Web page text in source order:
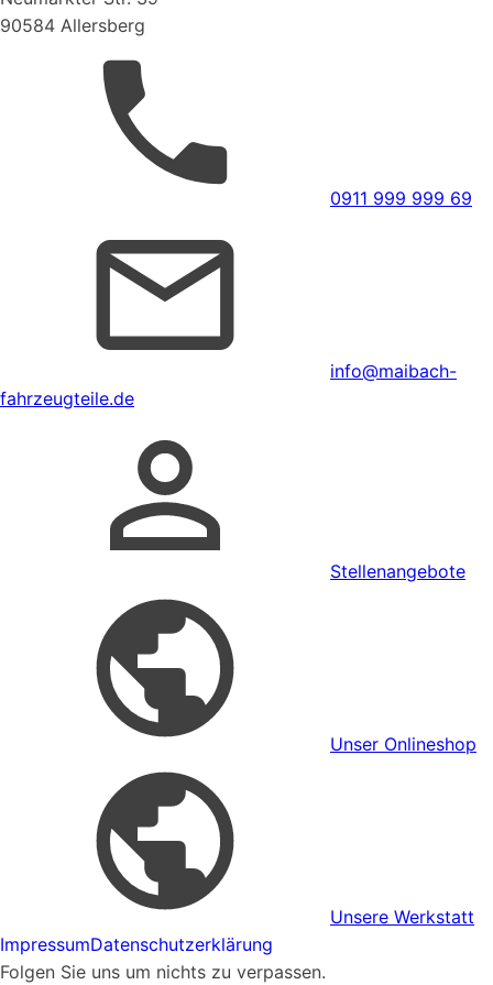
90584 Allersberg
0911 999 999 69
info@maibach-
fahrzeugteile.de
Stellenangebote
Unser Onlineshop
Unsere Werkstatt
ImpressumDatenschutzerklärung
Folgen Sie uns um nichts zu verpassen.